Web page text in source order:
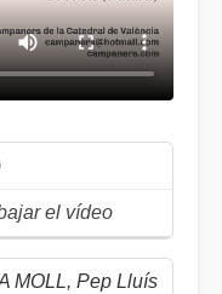
el vídeo
MOLL, Pep Lluís